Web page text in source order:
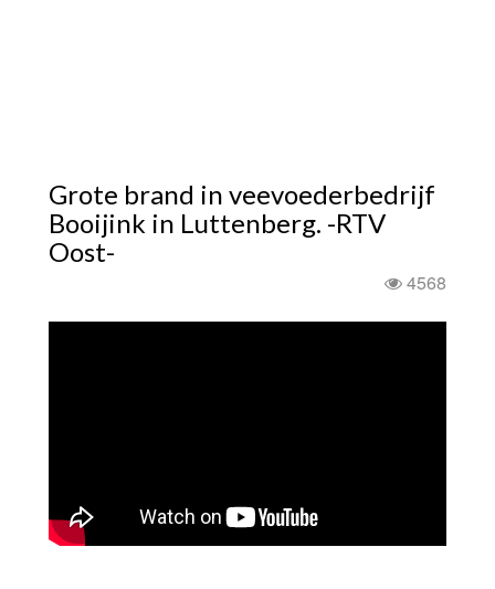
Grote brand in veevoederbedrijf
Booijink in Luttenberg. -RTV
Oost-
4568